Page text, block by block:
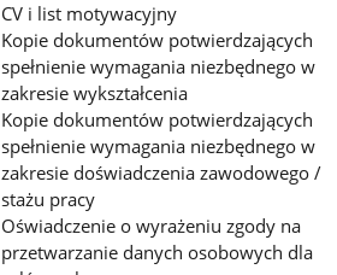
CV i list motywacyjny
Kopie dokumentów potwierdzających
spełnienie wymagania niezbędnego w
zakresie wykształcenia
Kopie dokumentów potwierdzających
spełnienie wymagania niezbędnego w
zakresie doświadczenia zawodowego /
stażu pracy
Oświadczenie o wyrażeniu zgody na
przetwarzanie danych osobowych dla